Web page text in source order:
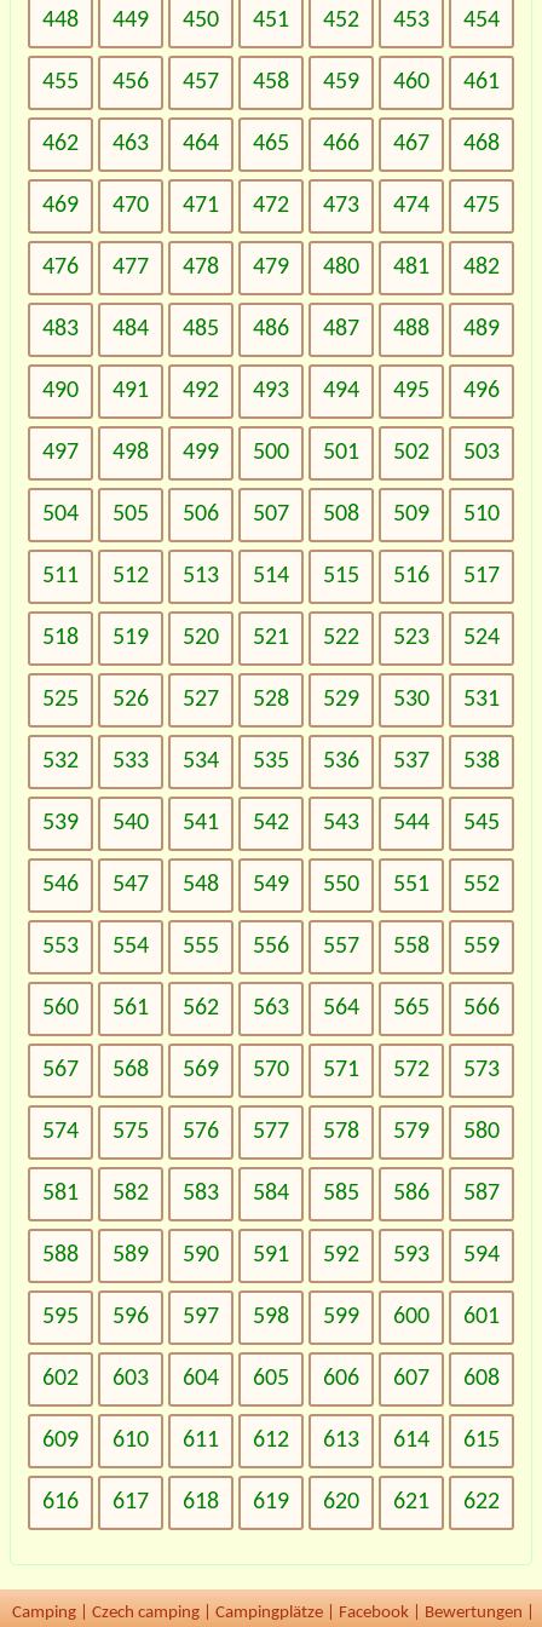
448 449 450 451 452 453 454
455 456 457 458 459 460 461
462 463 464 465 466 467 468
469 470 471 472 473 474 475
476 477 478 479 480 481 482
483 484 485 486 487 488 489
490 491 492 493 494 495 496
497 498 499 500 501 502 503
504 505 506 507 508 509 510
511 512 513 514 515 516 517
518 519 520 521 522 523 524
525 526 527 528 529 530 531
532 533 534 535 536 537 538
539 540 541 542 543 544 545
546 547 548 549 550 551 552
553 554 555 556 557 558 559
560 561 562 563 564 565 566
567 568 569 570 571 572 573
574 575 576 577 578 579 580
581 582 583 584 585 586 587
588 589 590 591 592 593 594
595 596 597 598 599 600 601
602 603 604 605 606 607 608
609 610 611 612 613 614 615
616 617 618 619 620 621 622
Camping Czech camping Campingplätze Facebook Bewertungen